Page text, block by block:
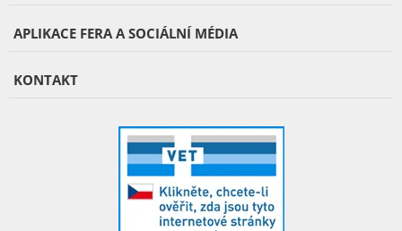
APLIKACE FERA A SOCIÁLNÍ MÉDIA
KONTAKT